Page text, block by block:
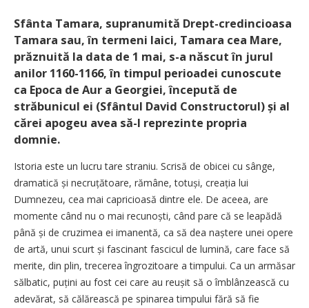
Sfânta Tamara, supranumită Drept­-cre­dincioasa
Tamara sau, în termeni laici, Tamara cea Mare,
prăznuită la data de 1 mai, s-a născut în jurul
anilor 1160-1166, în timpul perioadei cunoscute
ca Epoca de Aur a Georgiei, începută de
străbunicul ei (Sfântul David Constructorul) și al
cărei apogeu avea să-l reprezinte propria
domnie.
Istoria este un lucru tare straniu. Scrisă de obicei cu sânge,
dramatică și necruțătoare, rămâne, totuși, creația lui
Dumnezeu, cea mai capricioasă dintre ele. De aceea, are
momente când nu o mai recunoști, când pare că se leapădă
până și de cruzimea ei imanentă, ca să dea naștere unei opere
de artă, unui scurt și fascinant fascicul de lumină, care face să
merite, din plin, trecerea îngrozitoare a timpului. Ca un armăsar
sălbatic, puțini au fost cei care au reușit să o îmblânzească cu
adevărat, să călărească pe spinarea timpului fără să fie